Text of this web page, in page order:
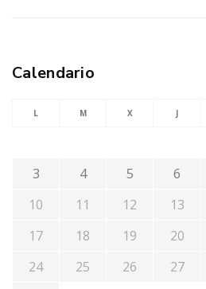
Calendario
L M X J
3
4 5 6
10
11 12 13
17
18 19 20
24
25 26 27